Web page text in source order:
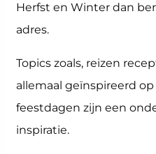
Herfst en Winter dan
adres.
Topics zoals, reizen
allemaal geïnspireerd
feestdagen zijn een
inspiratie.